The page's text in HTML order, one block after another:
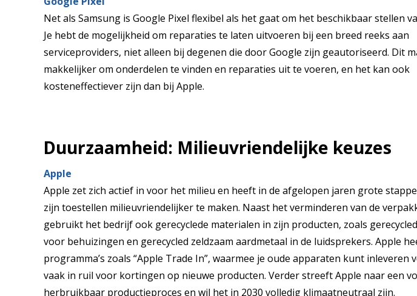
Net als Samsung is Google Pixel flexibel als het gaat om het beschikbaar stellen
Je hebt de mogelijkheid om reparaties te laten uitvoeren bij een breed reeks aan
serviceproviders, niet alleen bij degenen die door Google zijn geautoriseerd. Dit
makkelijker om onderdelen te vinden en reparaties uit te voeren, en het kan ook
kosteneffectiever zijn dan bij Apple.
Duurzaamheid: Milieuvriendelijke keuzes
Apple
Apple zet zich actief in voor het milieu en heeft in de afgelopen jaren grote
zijn toestellen milieuvriendelijker te maken. Naast het verminderen van de
gebruikt het bedrijf ook gerecyclede materialen in zijn producten, zoals
voor behuizingen en gerecycled zeldzaam aardmetaal in de luidsprekers. Apple
programma’s zoals “Apple Trade In”, waarmee je oude apparaten kunt inleveren
vaak in ruil voor kortingen op nieuwe producten. Verder streeft Apple naar een
herbruikbaar productieproces en wil het in 2030 volledig klimaatneutraal zijn.